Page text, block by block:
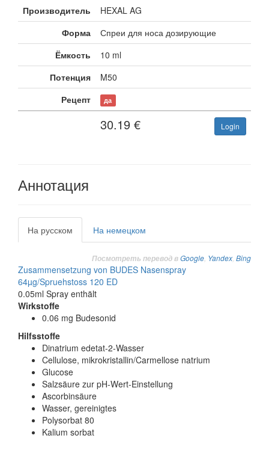
Производитель
HEXAL AG
Форма
Спреи для носа дозирующие
Ёмкость
10 ml
Потенция
M50
Рецепт
да
30.19 € Login
Аннотация
На русском На немецком
Посмотреть перевод вGoogle Yandex Bing
Zusammensetzung von BUDES Nasenspray
64µg/Spruehstoss 120 ED
0.05ml Spray enthält
Wirkstoffe
0.06 mg Budesonid
Hilfsstoffe
Dinatrium edetat-2-Wasser
Cellulose, mikrokristallin/Carmellose natrium
Glucose
Salzsäure zur pH-Wert-Einstellung
Ascorbinsäure
Wasser, gereinigtes
Polysorbat 80
Kalium sorbat